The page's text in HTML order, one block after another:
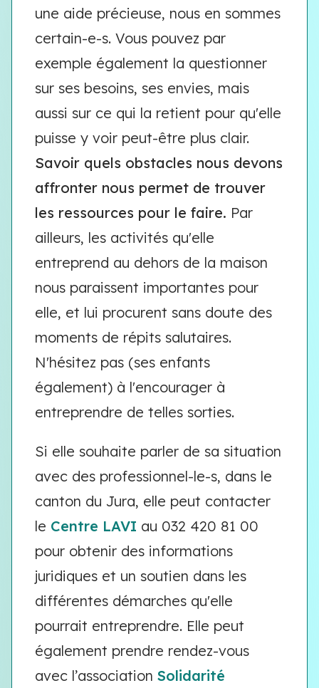
une aide précieuse, nous en sommes
certain-e-s. Vous pouvez par
exemple également la questionner
sur ses besoins, ses envies, mais
aussi sur ce qui la retient pour qu'elle
puisse y voir peut-être plus clair.
Savoir quels obstacles nous devons
affronter nous permet de trouver
les ressources pour le faire. Par
ailleurs, les activités qu'elle
entreprend au dehors de la maison
nous paraissent importantes pour
elle, et lui procurent sans doute des
moments de répits salutaires.
N'hésitez pas (ses enfants
également) à l'encourager à
entreprendre de telles sorties.
Si elle souhaite parler de sa situation
avec des professionnel-le-s, dans le
canton du Jura, elle peut contacter
le Centre LAVI au 032 420 81 00
pour obtenir des informations
juridiques et un soutien dans les
différentes démarches qu'elle
pourrait entreprendre. Elle peut
également prendre rendez-vous
avec l’association Solidarité